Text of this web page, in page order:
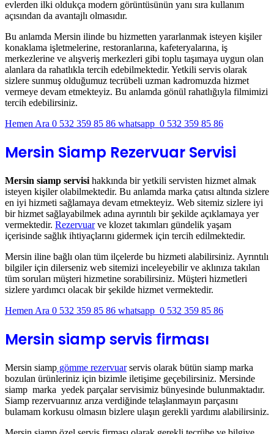
evlerden ilki oldukça modern görüntüsünün yanı sıra kullanım
açısından da avantajlı olmasıdır.
Bu anlamda Mersin ilinde bu hizmetten yararlanmak isteyen kişiler
konaklama işletmelerine, restoranlarına, kafeteryalarına, iş
merkezlerine ve alışveriş merkezleri gibi toplu taşımaya uygun olan
alanlara da rahatlıkla tercih edebilmektedir. Yetkili servis olarak
sizlere sunmuş olduğumuz tecrübeli uzman kadromuzda hizmet
vermeye devam etmekteyiz. Bu anlamda gönül rahatlığıyla filmimizi
tercih edebilirsiniz.
Hemen Ara 0 532 359 85 86 whatsapp 0 532 359 85 86
Mersin Siamp Rezervuar Servisi
Mersin siamp servisi hakkında bir yetkili servisten hizmet almak
isteyen kişiler olabilmektedir. Bu anlamda marka çatısı altında sizlere
en iyi hizmeti sağlamaya devam etmekteyiz. Web sitemiz sizlere iyi
bir hizmet sağlayabilmek adına ayrıntılı bir şekilde açıklamaya yer
vermektedir. Rezervuarve klozet takımları gündelik yaşam
içerisinde sağlık ihtiyaçlarını gidermek için tercih edilmektedir.
Mersin iline bağlı olan tüm ilçelerde bu hizmeti alabilirsiniz. Ayrıntılı
bilgiler için dilerseniz web sitemizi inceleyebilir ve aklınıza takılan
tüm soruları müşteri hizmetine sorabilirsiniz. Müşteri hizmetleri
sizlere yardımcı olacak bir şekilde hizmet vermektedir.
Hemen Ara 0 532 359 85 86 whatsapp 0 532 359 85 86
Mersin siamp servis firması
Mersin siamp gömme rezervuarservis olarak bütün siamp marka
bozulan ürünleriniz için bizimle iletişime geçebilirsiniz. Mersinde
siamp marka yedek parçalar servisimiz bünyesinde bulunmaktadır.
Siamp rezervuarınız arıza verdiğinde telaşlanmayın parçasını
bulamam korkusu olmasın bizlere ulaşın gerekli yardımı alabilirsiniz.